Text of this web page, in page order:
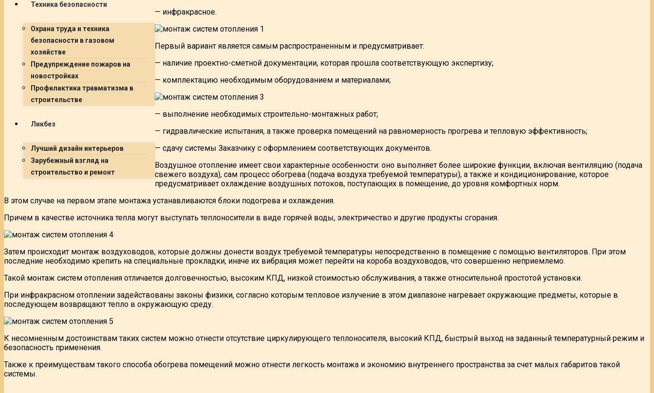
Техника безопасности
Охрана труда и техника
безопасности в газовом
хозяйстве
Предупреждение пожаров на
новостройках
Профилактика травматизма в
строительстве
Ликбез
Лучший дизайн интерьеров
Зарубежный взгляд на
строительство и ремонт
— инфракрасное.
Первый вариант является самым распространенным и предусматривает:
— наличие проектно-сметной документации, которая прошла соответствующую экспертизу;
— комплектацию необходимым оборудованием и материалами;
— выполнение необходимых строительно-монтажных работ;
— гидравлические испытания, а также проверка помещений на равномерность прогрева и тепловую эффективность;
— сдачу системы Заказчику с оформлением соответствующих документов.
Воздушное отопление имеет свои характерные особенности: оно выполняет более широкие функции, включая вентиляцию (подача
свежего воздуха), сам процесс обогрева (подача воздуха требуемой температуры), а также и кондиционирование, которое
предусматривает охлаждение воздушных потоков, поступающих в помещение, до уровня комфортных норм.
В этом случае на первом этапе монтажа устанавливаются блоки подогрева и охлаждения.
Причем в качестве источника тепла могут выступать теплоносители в виде горячей воды, электричество и другие продукты сгорания.
Затем происходит монтаж воздуховодов, которые должны донести воздух требуемой температуры непосредственно в помещение с помощью вентиляторов. При этом
последние необходимо крепить на специальные прокладки, иначе их вибрация может перейти на короба воздуховодов, что совершенно неприемлемо.
Такой монтаж систем отопления отличается долговечностью, высоким КПД, низкой стоимостью обслуживания, а также относительной простотой установки.
При инфракрасном отоплении задействованы законы физики, согласно которым тепловое излучение в этом диапазоне нагревает окружающие предметы, которые в
последующем возвращают тепло в окружающую среду.
К несомненным достоинствам таких систем можно отнести отсутствие циркулирующего теплоносителя, высокий КПД, быстрый выход на заданный температурный режим и
безопасность применения.
Также к преимуществам такого способа обогрева помещений можно отнести легкость монтажа и экономию внутреннего пространства за счет малых габаритов такой
системы.